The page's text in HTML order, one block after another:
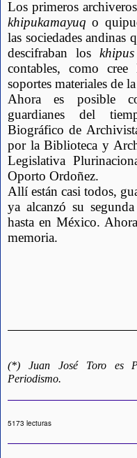
khipukamayuq o
las sociedades andinas
descifraban los khipus
contables, como
soportes materiales de
Ahora es posible
guardianes del
Biográfico de
por la Biblioteca y
Legislativa
Oporto Ordoñez.
Allí están casi todos,
ya alcanzó su
hasta en México.
memoria.
(*) Juan José Toro es
Periodismo.
5173 lecturas